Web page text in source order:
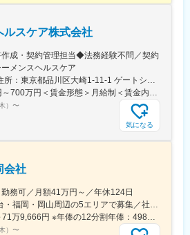
位の短期海外出張制度もあり、実務を通じ
を磨ける環境です。
める業務
ルスケア株式会社
作成・契約管理担当◆法務経験不問／契約
メンスヘルスケア
＜勤務地詳細＞本社住所：東京都品川区大崎1-11-1 ゲートシティ大崎ウエストタワー勤務地最寄駅：JR線／大崎駅受動喫煙対策：屋内全面禁煙変更の範囲：会社の定める事業所（リモートワーク含む）
＜予定年収＞500万円～700万円＜賃金形態＞月給制＜賃金内訳＞月額（基本給）：250,000円～500,000円＜月給＞250,000円～500,000円＜昇給有無＞有＜残業手当＞有＜給与補足＞※給与詳細は経験・能力・前職給与等を踏まえて決定致します。■昇給：年1回（10月）■賞与：年2回（6月・12月）賃金はあくまでも目安の金額であり、選考を通じて上下する可能性があります。月給(月額)は固定手当を含めた表記です。
） 〜
気になる
会社
務可／月額41万円～／年休124日
【名古屋・大阪・仙台・福岡・岡山周辺の5エリアで募集／社用車使用可】就業場所：ホームオフィス／顧客先への直行直帰スタイル(1)名古屋エリア愛知県、岐阜県、福井県、三重県(2)大阪エリア滋賀県、京都府、大阪府、兵庫県、奈良県、和歌山県(3)仙台エリア宮城県、青森県、秋田県、山形県、岩手県、福島県※上記東北6件をチームで担当(4)福岡エリア福岡県、大分県、佐賀県、熊本県、長崎県、宮崎県、鹿児島県、沖縄県(5)岡山エリア鳥取県、島根県、岡山県、広島県、山口県※今後は東京エリアでの募集も予定です。◎社用車での訪問が可能です◎訪問のない日は在宅勤務となります◎研修、社内の打ち合わせ、イベント等で出社が発生する可能性がございます◎転勤は基本ありません本社：東京都港区港南1-8-15 Wビル14F受動喫煙対策：敷地内全面禁煙
月額：41万5,000円～71万9,666円 ※年俸の12分割年俸：498万円～863万5,992円（固定残業手当を含む）＋Sales Pay（内訳）年額（基本給）：450万円～800万円固定残業手当：月4万円～5万3,000円（12時間分）※超過した時間外労働の残業手当は追加支給◎Sales Pay：年額（基本給）の10％支給あり
） 〜